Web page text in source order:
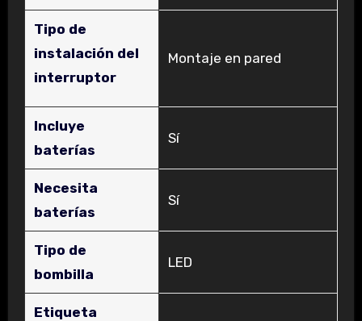
Tipo de
instalación del
interruptor
‎Montaje en pared
Incluye
baterías
‎Sí
Necesita
baterías
‎Sí
Tipo de
bombilla
‎LED
Etiqueta